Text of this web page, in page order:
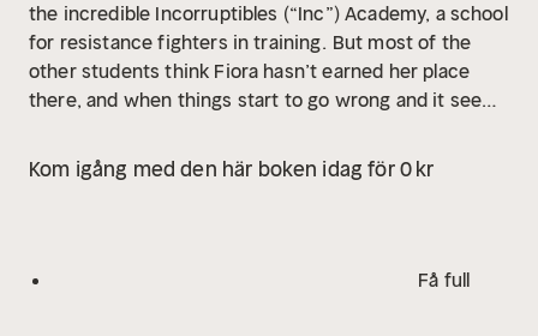
the incredible Incorruptibles (“Inc”) Academy, a school
for resistance fighters in training. But most of the
other students think Fiora hasn’t earned her place
there, and when things start to go wrong and it seems
on Fiora. With all odds stacked against her, can Fiora
prove that she belongs?
Kom igång med den här boken idag för 0 kr
Få full